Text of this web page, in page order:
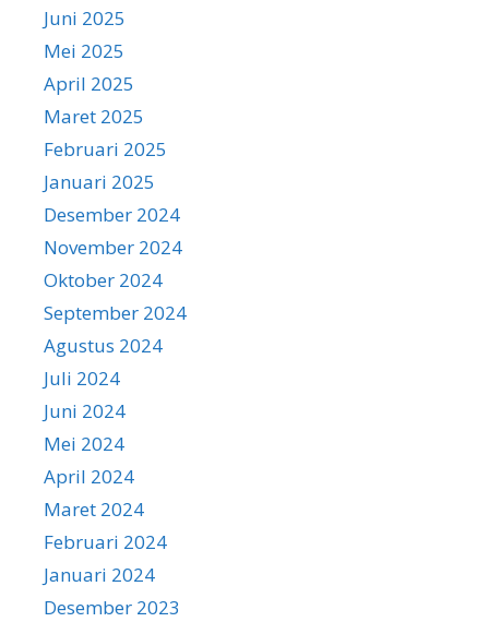
Juni 2025
Mei 2025
April 2025
Maret 2025
Februari 2025
Januari 2025
Desember 2024
November 2024
Oktober 2024
September 2024
Agustus 2024
Juli 2024
Juni 2024
Mei 2024
April 2024
Maret 2024
Februari 2024
Januari 2024
Desember 2023